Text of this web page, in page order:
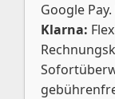
Google
Klarna: